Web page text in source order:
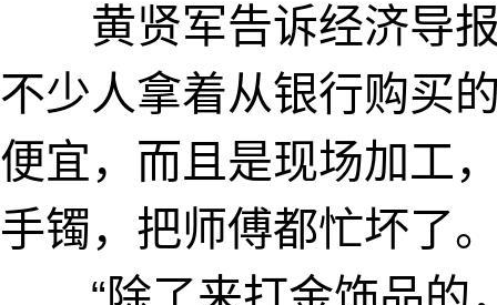
黄贤军告诉经济导报
不少人拿着从银行购买
便宜，而且是现场加工
手镯，把师傅都忙坏了